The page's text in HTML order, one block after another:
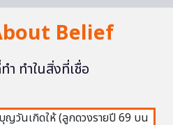
Belief
ำ ทำในสิ่งที่เชื่อ